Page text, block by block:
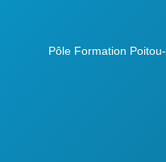
Pôle Formation